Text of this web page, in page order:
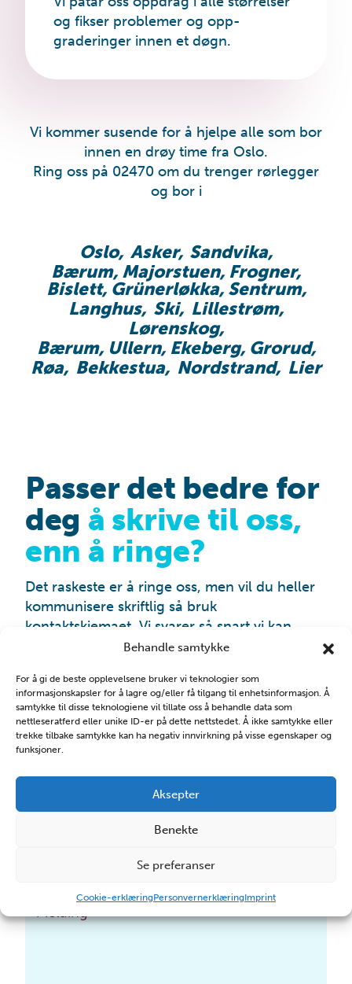
Behandle samtykke
For å gi de beste opplevelsene bruker vi teknologier som
informasjonskapsler for å lagre og/eller få tilgang til enhetsinformasjon. Å
samtykke til disse teknologiene vil tillate oss å behandle data som
nettleseratferd eller unike ID-er på dette nettstedet. Å ikke samtykke eller
trekke tilbake samtykke kan ha negativ innvirkning på visse egenskaper og
funksjoner.
Aksepter
Benekte
Se preferanser
Cookie-erklæringPersonvernerklæringImprint
og fikser problemer og opp­
graderinger innen et døgn.
Vi kommer susende for å hjelpe alle som bor
innen en drøy time fra Oslo.
Ring oss på 02470 om du trenger rørlegger
og bor i
Oslo, Asker, Sandvika,
Bærum, Majorstuen, Frogner,
Bislett, Grünerløkka, Sentrum,
Langhus, Ski, Lillestrøm,
Lørenskog,
Bærum, Ullern, Ekeberg, Grorud,
Røa, Bekkestua, Nordstrand, Lier
Passer det bedre for
deg å skrive til oss,
enn å ringe?
Det raskeste er å ringe oss, men vil du heller
kommunisere skriftlig så bruk
kontaktskjemaet. Vi svarer så snart vi kan.